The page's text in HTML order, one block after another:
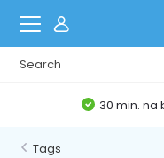
30 min. na
Tags